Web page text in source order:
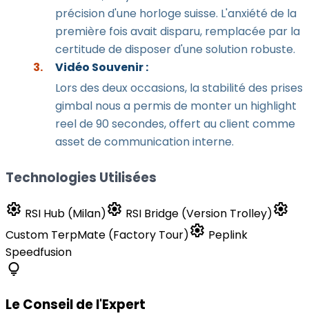
précision d'une horloge suisse. L'anxiété de la
première fois avait disparu, remplacée par la
certitude de disposer d'une solution robuste.
Vidéo Souvenir :
Lors des deux occasions, la stabilité des prises
gimbal nous a permis de monter un highlight
reel de 90 secondes, offert au client comme
asset de communication interne.
Technologies Utilisées
settings RSI Hub (Milan)settings RSI Bridge (Version Trolley)settings
Custom TerpMate (Factory Tour)settings Peplink
Speedfusion
lightbulb
Le Conseil de l'Expert